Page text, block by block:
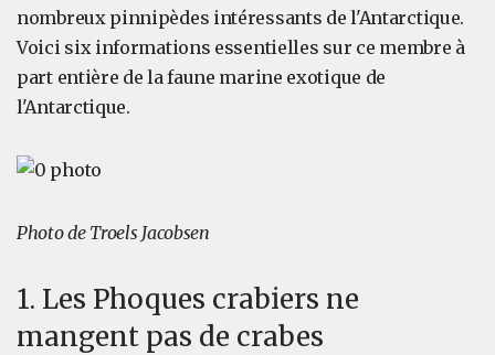
nombreux pinnipèdes intéressants de l'Antarctique.
Voici six informations essentielles sur ce membre à
part entière de la faune marine exotique de
l'Antarctique.
Photo de Troels Jacobsen
1. Les Phoques crabiers ne
mangent pas de crabes